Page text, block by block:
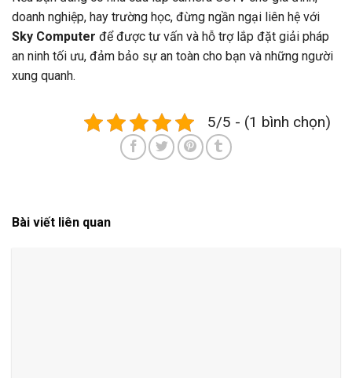
doanh nghiệp, hay trường học, đừng ngần ngại liên hệ với
Sky Computer để được tư vấn và hỗ trợ lắp đặt giải pháp
an ninh tối ưu, đảm bảo sự an toàn cho bạn và những người
xung quanh.
5/5 - (1 bình chọn)
Bài viết liên quan